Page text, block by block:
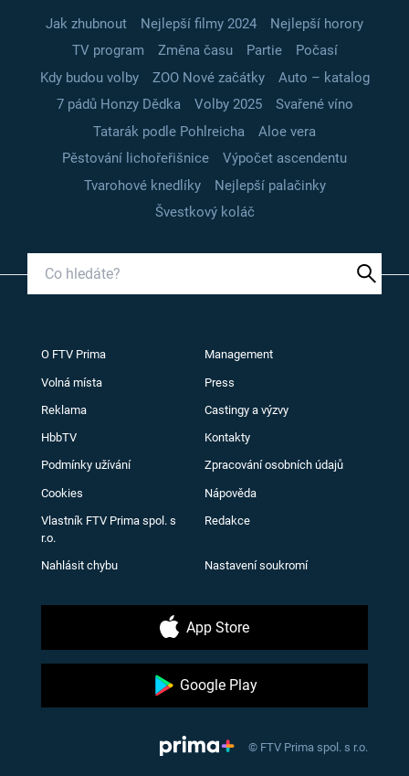
Jak zhubnout Nejlepší filmy 2024
Nejlepší horory
TV program
Změna času Partie
Počasí
Kdy budou volby
ZOO Nové začátky
Auto – katalog
7 pádů Honzy Dědka
Volby 2025
Svařené víno
Tatarák podle Pohlreicha
Aloe vera
Pěstování lichořeřišnice
Výpočet ascendentu
Tvarohové knedlíky
Nejlepší palačinky
Švestkový koláč
O FTV Prima Management
Volná místa Press
Reklama Castingy a výzvy
HbbTV Kontakty
Podmínky užívání Zpracování osobních údajů
Cookies Nápověda
Vlastník FTV Prima spol. s
r.o.
Redakce
Nahlásit chybu Nastavení soukromí
App Store
Google Play
© FTV Prima spol. s r.o.